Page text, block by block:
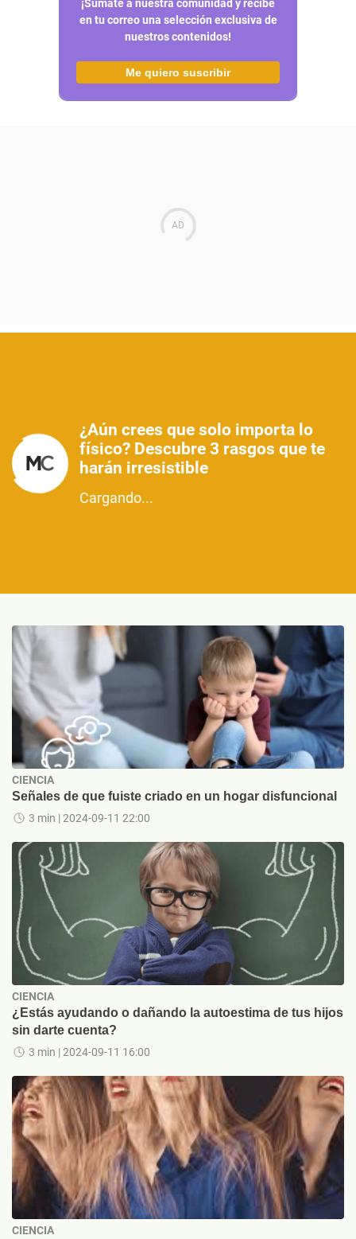
¡Sumate a nuestra comunidad y recibe
en tu correo una selección exclusiva de
nuestros contenidos!
Me quiero suscribir
¿Aún crees que solo importa lo
físico? Descubre 3 rasgos que te
harán irresistible
Cargando...
CIENCIA
Señales de que fuiste criado en un hogar disfuncional
3 min | 2024-09-11 22:00
CIENCIA
¿Estás ayudando o dañando la autoestima de tus hijos
sin darte cuenta?
3 min | 2024-09-11 16:00
CIENCIA